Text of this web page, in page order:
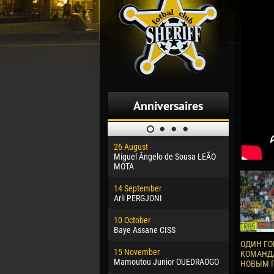
Anniversaires
26 August
Miguel Ângelo de Sousa LEÃO
MOTA
14 September
Arli PERGJONI
10 October
Baye Assane CISS
15 November
Mamoutou Junior OUEDRAOGO
30 January
Dhoraso
24
Vladislav
02 March
Veaceslav
09 March
Emmanuel
ОДИН
НОВЫМ